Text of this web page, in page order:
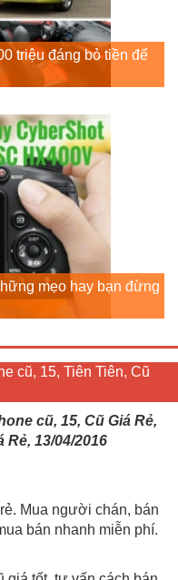
triệu đáng bỏ tiền để
mẹo hay bạn đừng
cũ, 15, Tiên Tiên, Cũ
cũ, 15, Cũ Giá Rẻ,
Rẻ, 13/04/2016
Mua người chán, bán
bán nhanh miễn phí.